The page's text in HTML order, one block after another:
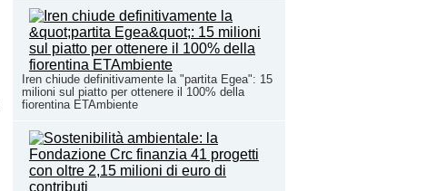
Iren chiude definitivamente la "partita Egea": 15
milioni sul piatto per ottenere il 100% della
fiorentina ETAmbiente